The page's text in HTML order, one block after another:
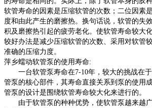
软管寿命的因素是压缩软管的次数；二位因素
度和由此产生的磨擦热。换句话说，软管的失
积及磨擦热引起的疲劳老化。使软管寿命较大
较好办法是减少压缩软管的次数、采用对软管
准确的压缩力度。
萍乡蠕动软管泵的使用寿命:
一台软管泵寿命在7-10年，较大的挑战在于
管泵 的核心部件，其寿命直接关系到泵的使用
管泵 的设计是围绕软管寿命较大化来进行的。
由于软管泵 的种种优势，使软管泵 越来越